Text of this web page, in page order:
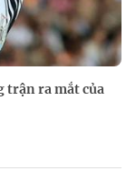
trận ra mắt của